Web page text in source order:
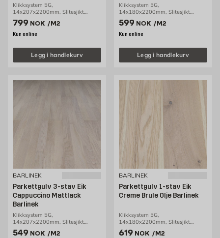
Klikksystem 5G,
14x207x2200mm, Slitesjikt
3,2mm, 3,18m2/pakke
Pris 799 NOK /m2
799 NOK /M2
Kun online
Legg i handlekurv
Klikksystem 5G,
14x180x2200mm, Slitesjikt
2,5mm, 2,77m2/pakke
Pris 599 NOK /m2
599 NOK /M2
Kun online
Legg i handlekurv
BARLINEK
Parkettgulv 3-stav Eik
Cappuccino Mattlack
Barlinek
Klikksystem 5G,
14x207x2200mm, Slitesjikt
3,2mm, 3,18m2/pakke
Pris 549 NOK /m2
549 NOK /M2
BARLINEK
Parkettgulv 1-stav Eik
Creme Brule Olje Barlinek
Klikksystem 5G,
14x180x2200mm, Slitesjikt
2,5mm, 2,77m2/pakke
Pris 619 NOK /m2
619 NOK /M2